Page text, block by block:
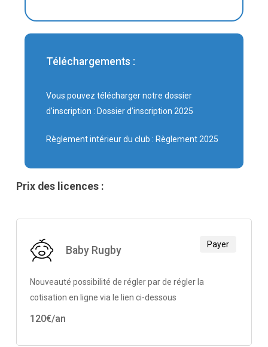
Téléchargements :
Vous pouvez télécharger notre dossier
d’inscription : Dossier d’inscription 2025
Règlement intérieur du club : Règlement 2025
Prix des licences :
Baby Rugby
Nouveauté possibilité de régler par de régler la
cotisation en ligne via le lien ci-dessous
120€/an
Payer